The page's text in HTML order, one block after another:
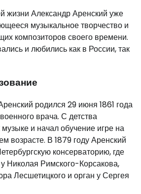
жизни Александр Аренский уже
музыкальное творчество и
композиторов своего времени.
и любились как в России, так
родился 29 июня 1861 года
врача. С детства
и начал обучение игре на
возрасте. В 1879 году Аренский
консерваторию, где
Николая Римского-Корсакова,
Лесшетицкого и орган у Сергея